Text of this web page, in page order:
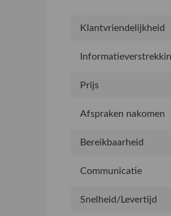
Klantvriendelijkheid
Prijs
Afspraken nakomen
Bereikbaarheid
Communicatie
Snelheid/Levertijd